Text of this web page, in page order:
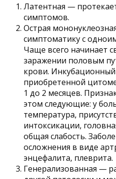
Латентная —
симптомов.
Острая
симптоматику с
Чаще всего начинает
заражении половым
крови.
приобретенной
1 до 2 месяцев.
этом следующие: у
температура,
интоксикации,
общая слабость.
осложнения в виде
энцефалита, плеврита.
Генерализованная —